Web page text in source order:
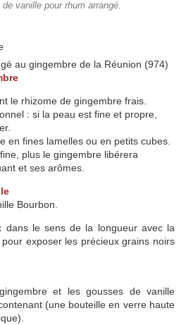
vanille pour rhum arrangé.
au gingembre de la Réunion (974)
le rhizome de gingembre frais.
: si la peau est fine et propre,
en fines lamelles ou en petits cubes.
plus le gingembre libérera
et ses arômes.
Bourbon.
dans le sens de la longueur avec la
pour exposer les précieux grains noirs
et les gousses de vanille
(une bouteille en verre haute